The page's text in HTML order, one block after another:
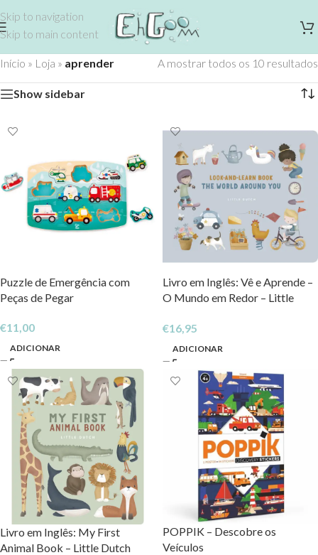
Skip to navigation
Skip to main content
Início » Loja » aprender A mostrar todos os 10 resultados
Show sidebar
Puzzle de Emergência com
Peças de Pegar
€11,00
ADICIONAR
Livro em Inglês: Vê e Aprende –
O Mundo em Redor – Little
€16,95
ADICIONAR
Livro em Inglês: My First
Animal Book – Little Dutch
POPPIK – Descobre os
Veículos